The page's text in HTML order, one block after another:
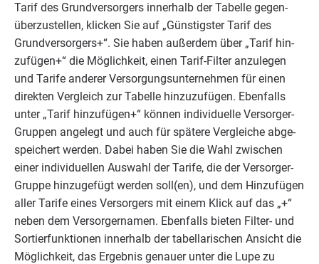
Tarif des Grund­ver­sor­gers inner­halb der Tabel­le gegen­
über­zu­stel­len, kli­cken Sie auf „Güns­tigs­ter Tarif des
Grund­ver­sor­gers+“. Sie haben außer­dem über „Tarif hin­
zu­fü­gen+“ die Mög­lich­keit, einen Tarif-Fil­ter anzu­le­gen
und Tari­fe ande­rer Ver­sor­gungs­un­ter­neh­men für einen
direk­ten Ver­gleich zur Tabel­le hin­zu­zu­fü­gen. Eben­falls
unter „Tarif hin­zu­fü­gen+“ kön­nen indi­vi­du­el­le Ver­sor­ger-
Grup­pen ange­legt und auch für spä­te­re Ver­glei­che abge­
spei­chert wer­den. Dabei haben Sie die Wahl zwi­schen
einer indi­vi­du­el­len Aus­wahl der Tari­fe, die der Ver­sor­ger-
Grup­pe hin­zu­ge­fügt wer­den soll(en), und dem Hin­zu­fü­gen
aller Tari­fe eines Ver­sor­gers mit einem Klick auf das „+“
neben dem Ver­sor­ger­na­men. Eben­falls bie­ten Fil­­ter- und
Sor­tier­funk­tio­nen inner­halb der tabel­la­ri­schen Ansicht die
Mög­lich­keit, das Ergeb­nis genau­er unter die Lupe zu